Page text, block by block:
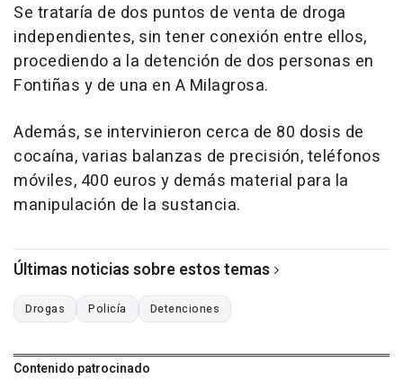
Se trataría de dos puntos de venta de droga
independientes, sin tener conexión entre ellos,
procediendo a la detención de dos personas en
Fontiñas y de una en A Milagrosa.
Además, se intervinieron cerca de 80 dosis de
cocaína, varias balanzas de precisión, teléfonos
móviles, 400 euros y demás material para la
manipulación de la sustancia.
Últimas noticias sobre estos temas
Drogas Policía Detenciones
Contenido patrocinado